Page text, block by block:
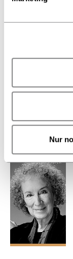
Nur
© Jean Malek